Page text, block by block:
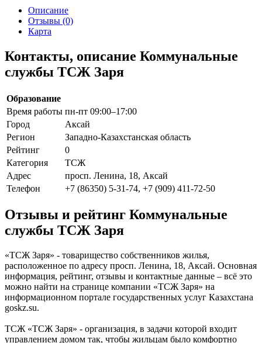
Описание
Отзывы (0)
Карта
Контакты, описание Коммунальные
службы ТСЖ Заря
Образование
Время работы пн-пт 09:00–17:00
Город
Аксай
Регион
Западно-Казахстанская область
Рейтинг
0
Категория
ТСЖ
Адрес
просп. Ленина, 18, Аксай
Телефон
+7 (86350) 5-31-74, +7 (909) 411-72-50
Отзывы и рейтинг Коммунальные
службы ТСЖ Заря
«ТСЖ Заря» - товарищество собственников жилья,
расположенное по адресу просп. Ленина, 18, Аксай. Основная
информация, рейтинг, отзывы и контактные данные – всё это
можно найти на странице компании «ТСЖ Заря» на
информационном портале государственных услуг Казахстана
goskz.su.
ТСЖ «ТСЖ Заря» - организация, в задачи которой входит
управлением домом так, чтобы жильцам было комфортно